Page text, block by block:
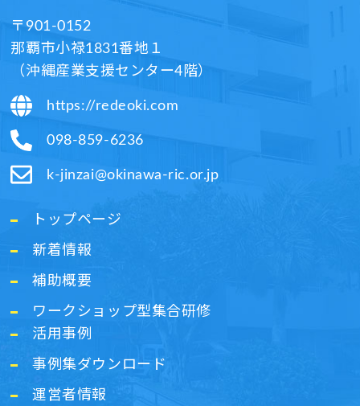
〒901-0152
那覇市小禄1831番地１
（沖縄産業支援センター4階）​
https://redeoki.com
098-859-6236​
k-jinzai@okinawa-ric.or.jp​
トップページ
新着情報
補助概要
ワークショップ型集合研修
活用事例
事例集ダウンロード
運営者情報